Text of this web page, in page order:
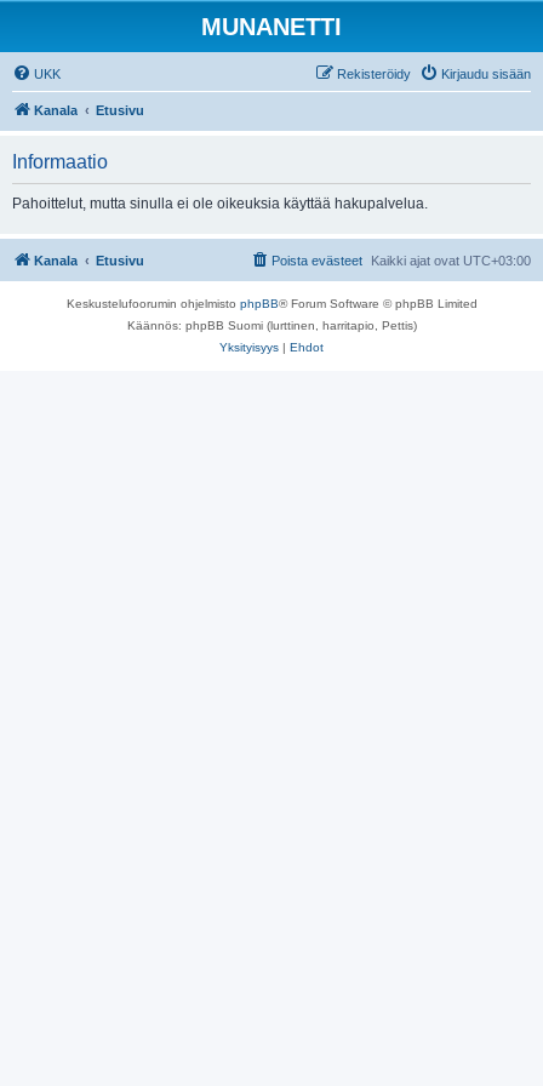
MUNANETTI
UKK Kirjaudu sisään
Rekisteröidy
Kanala Etusivu
Informaatio
Pahoittelut, mutta sinulla ei ole oikeuksia käyttää hakupalvelua.
Kanala Etusivu Kaikki ajat ovat UTC+03:00
Poista evästeet
Keskustelufoorumin ohjelmisto phpBB® Forum Software © phpBB Limited
Käännös: phpBB Suomi (lurttinen, harritapio, Pettis)
Yksityisyys | Ehdot